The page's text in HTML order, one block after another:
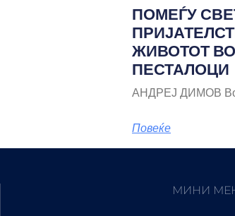
ПОМЕЃУ
ЖИВОТОТ
ПЕСТАЛОЦИ
АНДРЕЈ ДИМОВ Во
Повеќе
МИНИ